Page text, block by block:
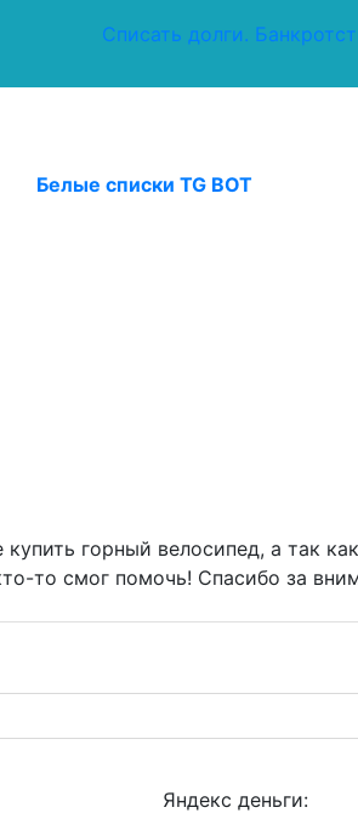
Списать долги.
Белые списки TG BOT
горный велосипед, а так
то смог помочь! Спасибо за
Яндекс деньги: